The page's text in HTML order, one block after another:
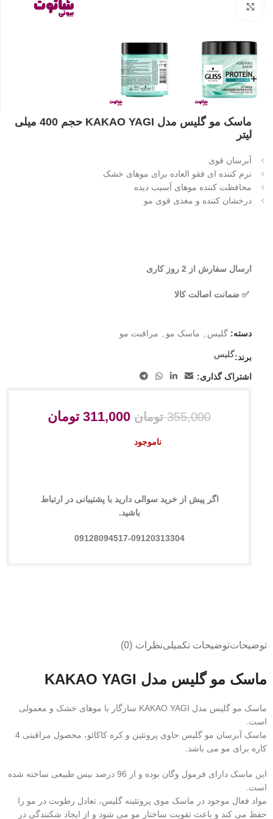
ماسک مو گلیس مدل KAKAO YAGI حجم 400 میلی
لیتر
آبرسان قوی
نرم کننده ای فقو العاده برای موهای خشک
محافظت کننده موهای آسیب دیده
درخشان کننده و مغذی قوی مو
ارسال سفارش از 2 روز کاری
✅ ضمانت اصالت کالا
دسته: گلیس ماسک مو مراقبت مو
برند:گلیس
اشتراک گذاری:
355,000 تومان 311,000 تومان
ناموجود
اگر پیش از خرید سوالی دارید با پشتیبانی در ارتباط
باشید.
09128094517-09120313304
توضیحاتتوضیحات تکمیلینظرات (0)
ماسک مو گلیس مدل KAKAO YAGI
ماسک مو گلیس مدل KAKAO YAGI سازگار با موهای خشک و معمولی
است.
ماسک آبرسان مو گلیس حاوی پروتئین و کره کاکائو، محصول مراقبتی 4
کاره برای مو می باشد.
این ماسک دارای فرمول وگان بوده و از 96 درصد بیس طبیعی ساخته شده
است.
مواد فعال موجود در ماسک موی پروتئینه گلیس، تعادل رطوبت در مو را
حفظ می کند و باعث تقویت ساختار مو می شود و از ایجاد شکنندگی در